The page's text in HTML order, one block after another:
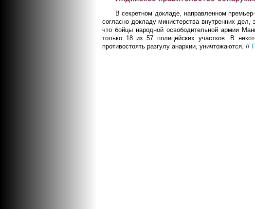
В секретном докладе, направленном
согласно докладу министерства внутренних
что бойцы народной освободительной армии
только 18 из 57 полицейских участков. В
противостоять разгулу анархии, уничтожаются. //